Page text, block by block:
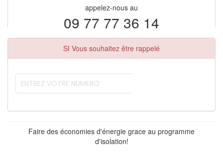
appelez-nous au
09 77 77 36 14
SI Vous souhaitez être rappelé
Faire des économies d'énergie grace au programme
d'isolation!